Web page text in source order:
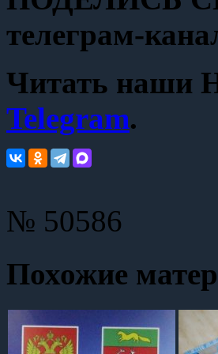
телеграм-
Читать наши
Telegram.
№ 50586
Похожие